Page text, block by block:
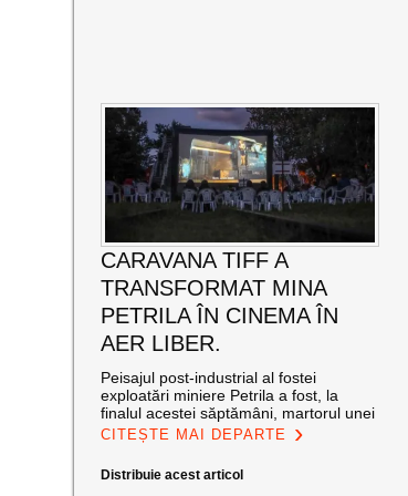
CARAVANA TIFF A
TRANSFORMAT MINA
PETRILA ÎN CINEMA ÎN
AER LIBER.
Peisajul post-industrial al fostei
exploatări miniere Petrila a fost, la
finalul acestei săptămâni, martorul unei
CITEȘTE MAI DEPARTE
Distribuie acest articol